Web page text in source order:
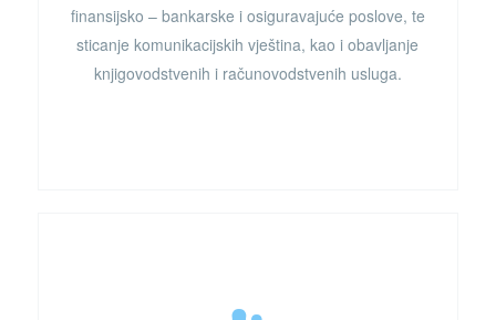
finansijsko – bankarske i osiguravajuće poslove, te
sticanje komunikacijskih vještina, kao i obavljanje
knjigovodstvenih i računovodstvenih usluga.